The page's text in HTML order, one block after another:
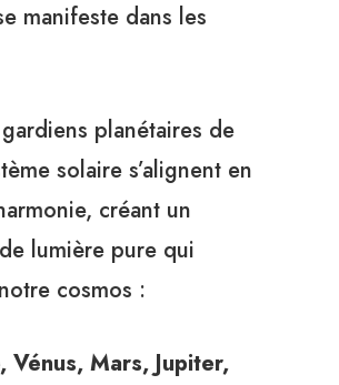
manifeste dans les
planétaires de
solaire s’alignent en
créant un
lumière pure qui
cosmos :
Vénus, Mars, Jupiter,